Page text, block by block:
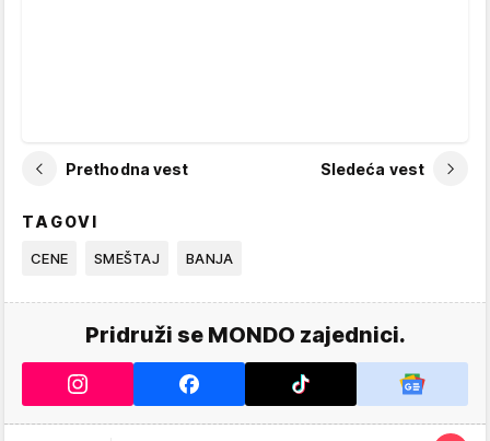
Prethodna vest Sledeća vest
TAGOVI
CENE SMEŠTAJ BANJA
Pridruži se MONDO zajednici.